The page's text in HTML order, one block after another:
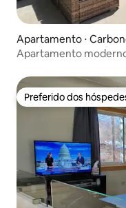
Apartamento ⋅
Apartamento
Preferido dos
Preferido dos